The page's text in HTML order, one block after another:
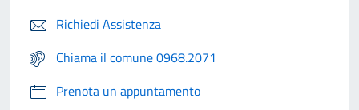
Richiedi Assistenza
Chiama il comune 0968.2071
Prenota un appuntamento